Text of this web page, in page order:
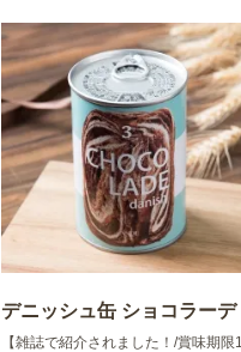
デニッシュ缶 ショコラーデ
【雑誌で紹介されました！/賞味期限1